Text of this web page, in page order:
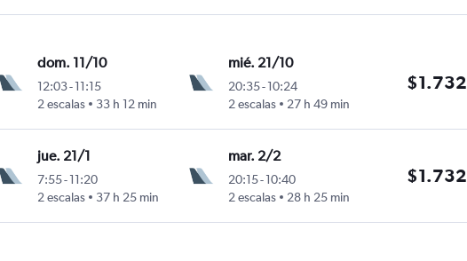
dom. 11/10
12:03-11:15
2 escalas
33 h 12 min
mié. 21/10
20:35-10:24
2 escalas
27 h 49 min
$1.732
jue. 21/1
7:55-11:20
2 escalas
37 h 25 min
mar. 2/2
20:15-10:40
2 escalas
28 h 25 min
$1.732